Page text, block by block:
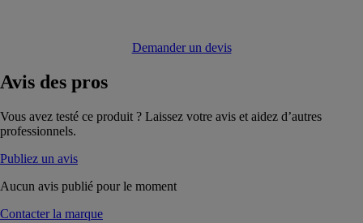
Demander un devis
Avis des pros
Vous avez testé ce produit ? Laissez votre avis et aidez d’autres
professionnels.
Publiez un avis
Aucun avis publié pour le moment
Contacter la marque